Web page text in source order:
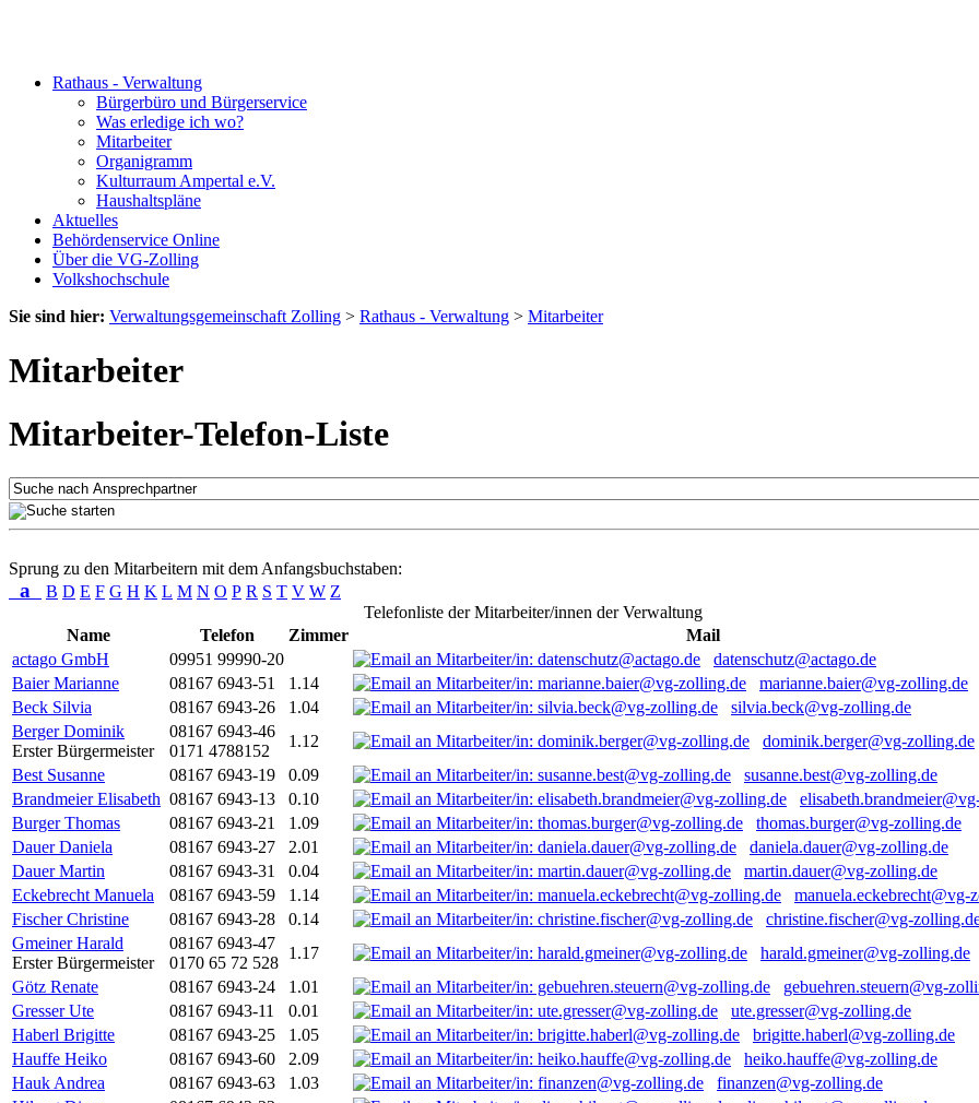
Rathaus - Verwaltung
Bürgerbüro und Bürgerservice
Was erledige ich wo?
Mitarbeiter
Organigramm
Kulturraum Ampertal e.V.
Haushaltspläne
Aktuelles
Behördenservice Online
Über die VG-Zolling
Volkshochschule
Sie sind hier: Verwaltungsgemeinschaft Zolling > Rathaus - Verwaltung > Mitarbeiter
Mitarbeiter
Mitarbeiter-Telefon-Liste
Sprung zu den Mitarbeitern mit dem Anfangsbuchstaben:
a B D E F G H K L M N O P R S T V W Z
Telefonliste der Mitarbeiter/innen der Verwaltung
Name
Telefon Zimmer
Mail
actago GmbH
09951 99990-20
datenschutz@actago.de
Baier Marianne
08167 6943-51 1.14
marianne.baier@vg-zolling.de
Beck Silvia
08167 6943-26 1.04
silvia.beck@vg-zolling.de
Berger Dominik
Erster Bürgermeister
08167 6943-46
0171 4788152
1.12
dominik.berger@vg-zolling.de
Best Susanne
08167 6943-19 0.09
susanne.best@vg-zolling.de
Brandmeier Elisabeth 08167 6943-13 0.10
Burger Thomas
08167 6943-21 1.09
thomas.burger@vg-zolling.de
Dauer Daniela
08167 6943-27 2.01
daniela.dauer@vg-zolling.de
Dauer Martin
08167 6943-31 0.04
martin.dauer@vg-zolling.de
Eckebrecht Manuela
08167 6943-59 1.14
manuela.eckebrecht@vg-
Fischer Christine
08167 6943-28 0.14
christine.fischer@vg-
Gmeiner Harald
Erster Bürgermeister
08167 6943-47
0170 65 72 528
1.17
harald.gmeiner@vg-zolling.de
Götz Renate
08167 6943-24 1.01
gebuehren.steuern@vg-
Gresser Ute
08167 6943-11 0.01
ute.gresser@vg-zolling.de
Haberl Brigitte
08167 6943-25 1.05
brigitte.haberl@vg-zolling.de
Hauffe Heiko
08167 6943-60 2.09
heiko.hauffe@vg-zolling.de
Hauk Andrea
08167 6943-63 1.03
finanzen@vg-zolling.de